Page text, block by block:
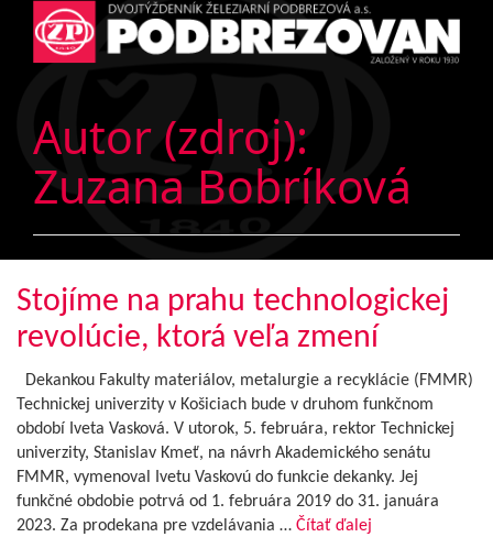
Autor (zdroj):
Zuzana Bobríková
Stojíme na prahu technologickej
revolúcie, ktorá veľa zmení
Dekankou Fakulty materiálov, metalurgie a recyklácie (FMMR)
Technickej univerzity v Košiciach bude v druhom funkčnom
období Iveta Vasková. V utorok, 5. februára, rektor Technickej
univerzity, Stanislav Kmeť, na návrh Akademického senátu
FMMR, vymenoval Ivetu Vaskovú do funkcie dekanky. Jej
funkčné obdobie potrvá od 1. februára 2019 do 31. januára
2023. Za prodekana pre vzdelávania … Čítať ďalej